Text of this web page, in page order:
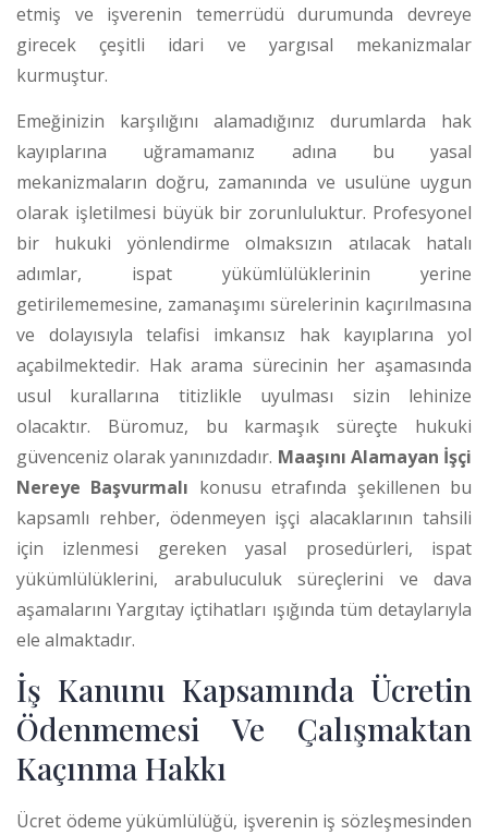
etmiş ve işverenin temerrüdü durumunda devreye
girecek çeşitli idari ve yargısal mekanizmalar
kurmuştur.
Emeğinizin karşılığını alamadığınız durumlarda hak
kayıplarına uğramamanız adına bu yasal
mekanizmaların doğru, zamanında ve usulüne uygun
olarak işletilmesi büyük bir zorunluluktur. Profesyonel
bir hukuki yönlendirme olmaksızın atılacak hatalı
adımlar, ispat yükümlülüklerinin yerine
getirilememesine, zamanaşımı sürelerinin kaçırılmasına
ve dolayısıyla telafisi imkansız hak kayıplarına yol
açabilmektedir. Hak arama sürecinin her aşamasında
usul kurallarına titizlikle uyulması sizin lehinize
olacaktır. Büromuz, bu karmaşık süreçte hukuki
güvenceniz olarak yanınızdadır. Maaşını Alamayan İşçi
Nereye Başvurmalı konusu etrafında şekillenen bu
kapsamlı rehber, ödenmeyen işçi alacaklarının tahsili
için izlenmesi gereken yasal prosedürleri, ispat
yükümlülüklerini, arabuluculuk süreçlerini ve dava
aşamalarını Yargıtay içtihatları ışığında tüm detaylarıyla
ele almaktadır.
İş Kanunu Kapsamında Ücretin
Ödenmemesi Ve Çalışmaktan
Kaçınma Hakkı
Ücret ödeme yükümlülüğü, işverenin iş sözleşmesinden